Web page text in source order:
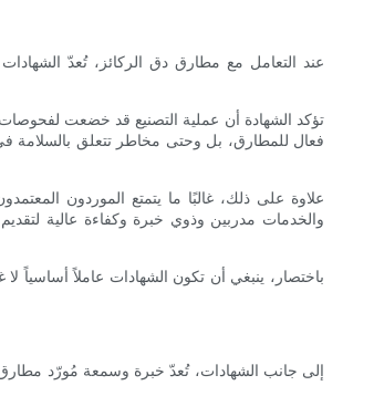
عند التعامل مع مطارق دق الركائز، تُعدّ
تؤكد الشهادة أن عملية التصنيع قد خضعت لفحوصات
فعال للمطارق، بل وحتى مخاطر تتعلق بالسلامة
علاوة على ذلك، غالبًا ما يتمتع الموردون
والخدمات مدربين وذوي خبرة وكفاءة عالية
باختصار، ينبغي أن تكون الشهادات عاملاً
إلى جانب الشهادات، تُعدّ خبرة وسمعة مُورّد مطارق